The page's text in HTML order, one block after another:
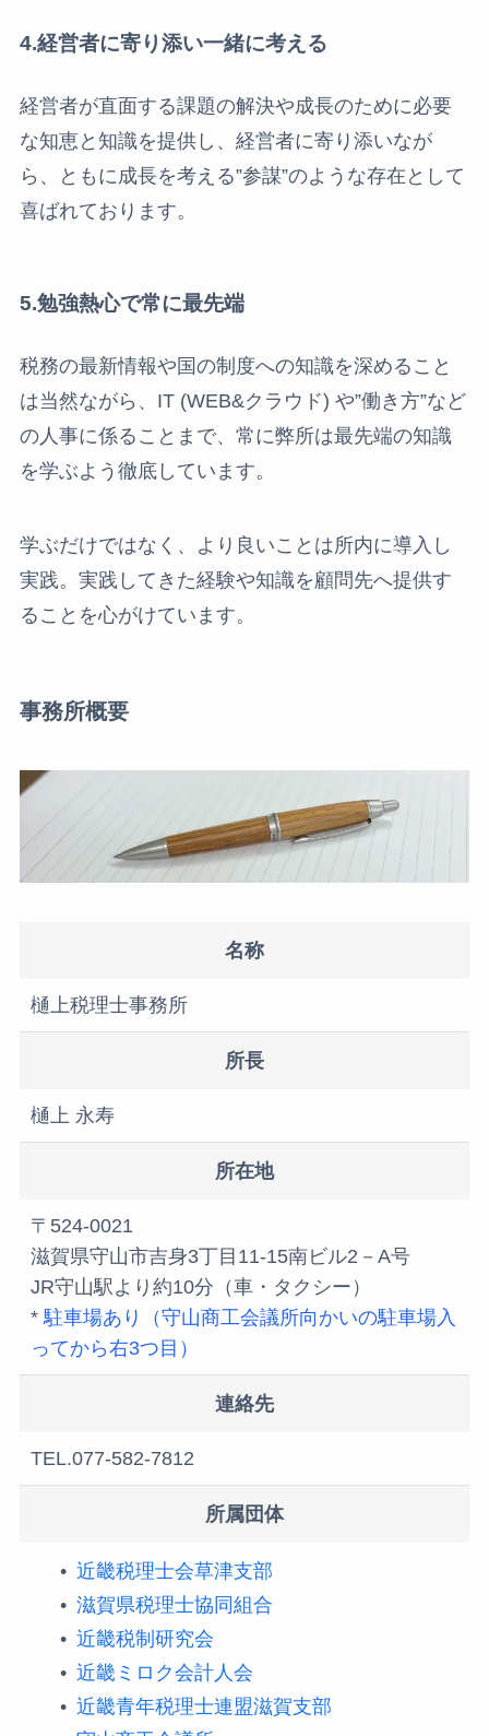
4.経営者に寄り添い一緒に考える
経営者が直面する課題の解決や成長のために必要
な知恵と知識を提供し、経営者に寄り添いなが
ら、ともに成長を考える”参謀”のような存在として
喜ばれております。
5.勉強熱心で常に最先端
税務の最新情報や国の制度への知識を深めること
は当然ながら、IT (WEB&クラウド) や”働き方”など
の人事に係ることまで、常に弊所は最先端の知識
を学ぶよう徹底しています。
学ぶだけではなく、より良いことは所内に導入し
実践。実践してきた経験や知識を顧問先へ提供す
ることを心がけています。
事務所概要
名称
樋上税理士事務所
所長
樋上 永寿
所在地
〒524-0021
滋賀県守山市吉身3丁目11-15南ビル2－A号
JR守山駅より約10分（車・タクシー）
* 駐車場あり（守山商工会議所向かいの駐車場入
ってから右3つ目）
連絡先
TEL.077-582-7812
所属団体
近畿税理士会草津支部
滋賀県税理士協同組合
近畿税制研究会
近畿ミロク会計人会
近畿青年税理士連盟滋賀支部